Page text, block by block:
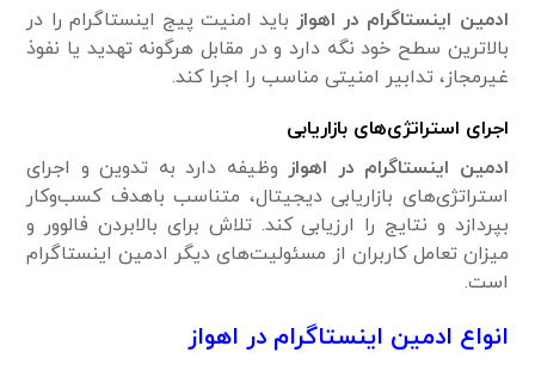
ادمین اینستاگرام در اهواز باید امنیت پیج اینستاگرام را در
بالاترین سطح خود نگه دارد و در مقابل هرگونه تهدید یا نفوذ
غیرمجاز، تدابیر امنیتی مناسب را اجرا کند.
اجرای استراتژیهای بازاریابی
ادمین اینستاگرام در اهواز وظیفه دارد به تدوین و اجرای
استراتژی‌های بازاریابی دیجیتال، متناسب باهدف کسب‌وکار
بپردازد و نتایج را ارزیابی کند. تلاش برای بالابردن فالوور و
میزان تعامل کاربران از مسئولیت‌های دیگر ادمین اینستاگرام
است.
انواع ادمین اینستاگرام در اهواز